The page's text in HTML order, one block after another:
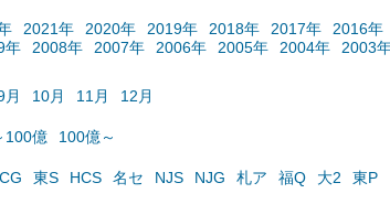
2021年 2020年 2019年 2018年 2017年
2016年
年 2008年 2007年 2006年 2005年 2004年
2003
月 10月 11月 12月
100億 100億～
東S HCS 名セ NJS NJG 札ア 福Q 大2
東P